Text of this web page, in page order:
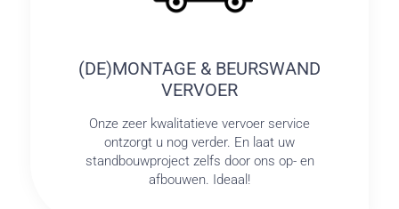
(DE)MONTAGE & BEURSWAND
VERVOER
Onze zeer kwalitatieve vervoer service
ontzorgt u nog verder. En laat uw
standbouwproject zelfs door ons op- en
afbouwen. Ideaal!